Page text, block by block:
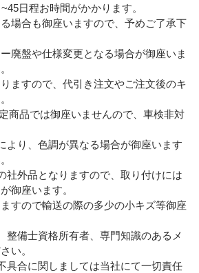
日程お時間がかかります。
場合も御座いますので、予めご了承下
廃盤や仕様変更となる場合が御座いま
ますので、代引き注文やご注文後のキ
商品では御座いませんので、車検非対
より、色調が異なる場合が御座います
社外品となりますので、取り付けには
御座います。
すので輸送の際の多少の小キズ等御座
整備士資格所有者、専門知識のあるメ
い。
具合に関しましては当社にて一切責任